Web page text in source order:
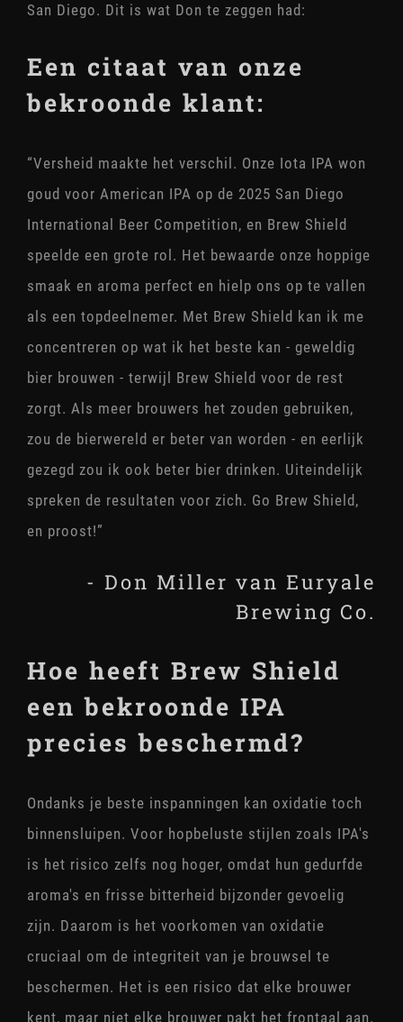
San Diego. Dit is wat Don te zeggen had:
Een citaat van onze
bekroonde klant:
“Versheid maakte het verschil. Onze Iota IPA won
goud voor American IPA op de 2025 San Diego
International Beer Competition, en Brew Shield
speelde een grote rol. Het bewaarde onze hoppige
smaak en aroma perfect en hielp ons op te vallen
als een topdeelnemer. Met Brew Shield kan ik me
concentreren op wat ik het beste kan - geweldig
bier brouwen - terwijl Brew Shield voor de rest
zorgt. Als meer brouwers het zouden gebruiken,
zou de bierwereld er beter van worden - en eerlijk
gezegd zou ik ook beter bier drinken. Uiteindelijk
spreken de resultaten voor zich. Go Brew Shield,
en proost!”
- Don Miller van Euryale
Brewing Co.
Hoe heeft Brew Shield
een bekroonde IPA
precies beschermd?
Ondanks je beste inspanningen kan oxidatie toch
binnensluipen. Voor hopbeluste stijlen zoals IPA's
is het risico zelfs nog hoger, omdat hun gedurfde
aroma's en frisse bitterheid bijzonder gevoelig
zijn. Daarom is het voorkomen van oxidatie
cruciaal om de integriteit van je brouwsel te
beschermen. Het is een risico dat elke brouwer
kent, maar niet elke brouwer pakt het frontaal aan.